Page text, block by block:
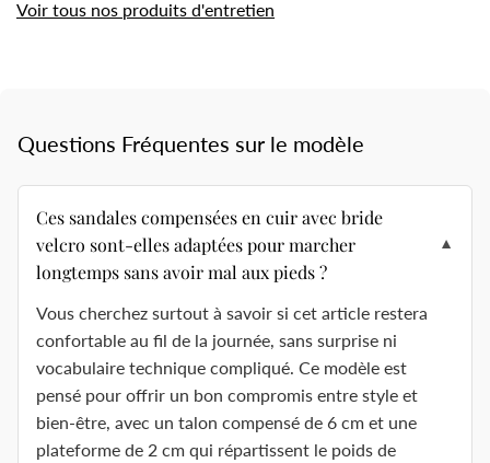
Voir tous nos produits d'entretien
Questions Fréquentes sur le modèle
Ces sandales compensées en cuir avec bride
velcro sont-elles adaptées pour marcher
longtemps sans avoir mal aux pieds ?
▼
Vous cherchez surtout à savoir si cet article restera
confortable au fil de la journée, sans surprise ni
vocabulaire technique compliqué. Ce modèle est
pensé pour offrir un bon compromis entre style et
bien-être, avec un talon compensé de 6 cm et une
plateforme de 2 cm qui répartissent le poids de